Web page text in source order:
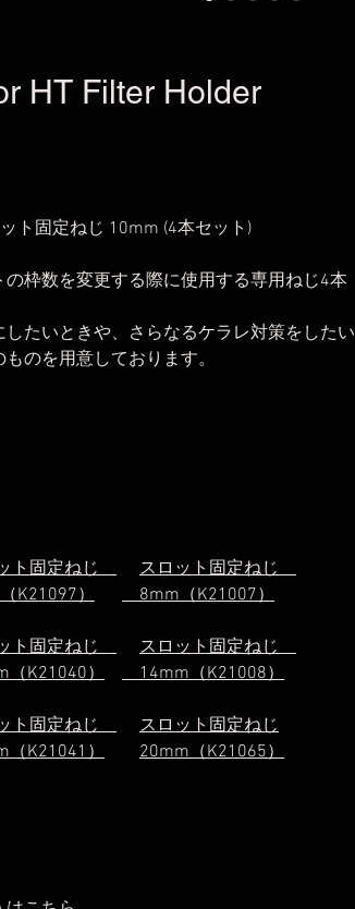
HT Filter Holder
ト固定ねじ 10mm (4本セット)
枠数を変更する際に使用する専用ねじ4本
たいときや、さらなるケラレ対策をしたい
のを用意しております。
ト固定ねじ
K21097）
スロット固定ねじ
8mm（K21007）
ト固定ねじ
K21040）
スロット固定ねじ
14mm（K21008）
ト固定ねじ
K21041）
スロット固定ねじ
20mm（K21065）